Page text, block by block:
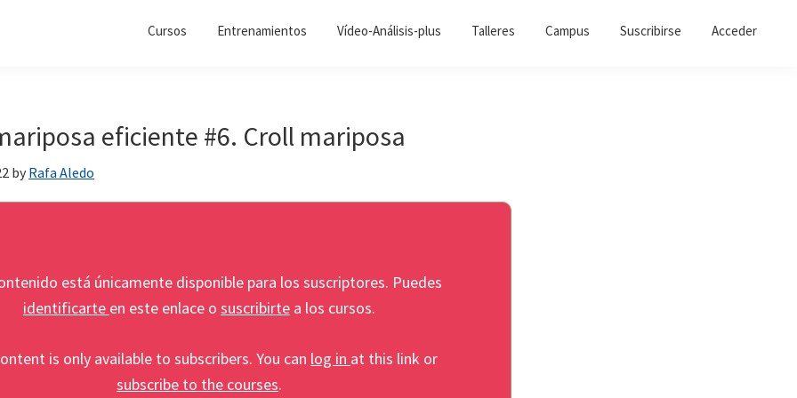
Cursos Entrenamientos Vídeo-Análisis-plus Talleres Campus Suscribirse Acceder
eficiente #6. Croll mariposa
by Rafa Aledo
está únicamente disponible para los suscriptores. Puedes
identificarte en este enlace o suscribirte a los cursos.
is only available to subscribers. You can log in at this link or
subscribe to the courses.